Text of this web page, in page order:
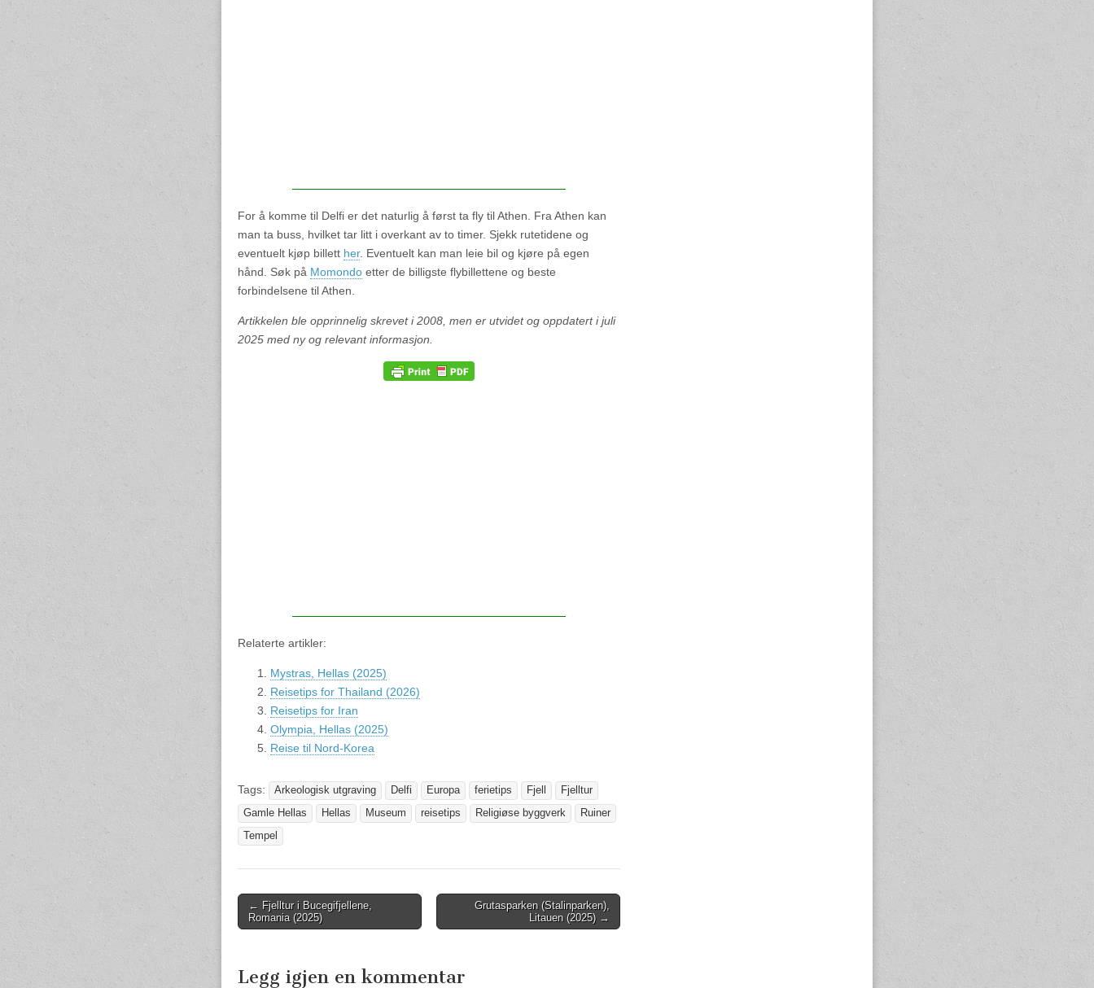
For å komme til Delfi er det naturlig å først ta fly til Athen. Fra Athen kan
man ta buss, hvilket tar litt i overkant av to timer. Sjekk rutetidene og
eventuelt kjøp billett her. Eventuelt kan man leie bil og kjøre på egen
hånd. Søk på Momondo etter de billigste flybillettene og beste
forbindelsene til Athen.
Artikkelen ble opprinnelig skrevet i 2008, men er utvidet og oppdatert i juli
2025 med ny og relevant informasjon.
Relaterte artikler:
Mystras, Hellas (2025)
Reisetips for Thailand (2026)
Reisetips for Iran
Olympia, Hellas (2025)
Reise til Nord-Korea
Tags: Arkeologisk utgraving Delfi Europa ferietips Fjell
Fjelltur
Gamle Hellas
Hellas Museum reisetips Religiøse byggverk
Ruiner
Tempel
Post navigation
← Fjelltur i Bucegifjellene,
Romania (2025)
Grutasparken (Stalinparken),
Litauen (2025) →
Legg igjen en kommentar